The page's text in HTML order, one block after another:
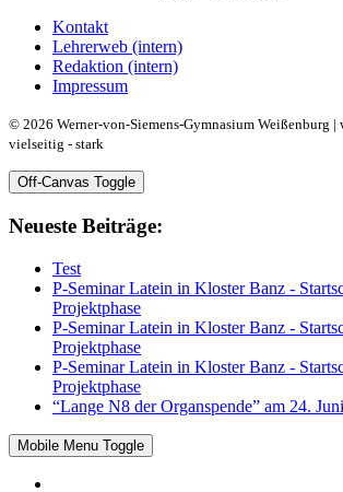
Kontakt
Lehrerweb (intern)
Redaktion (intern)
Impressum
© 2026 Werner-von-Siemens-Gymnasium Weißenburg |
vielseitig - stark
Off-Canvas Toggle
Neueste Beiträge:
Test
P-Seminar Latein in Kloster Banz -
Projektphase
P-Seminar Latein in Kloster Banz -
Projektphase
P-Seminar Latein in Kloster Banz -
Projektphase
“Lange N8 der Organspende” am 24.
Mobile Menu Toggle